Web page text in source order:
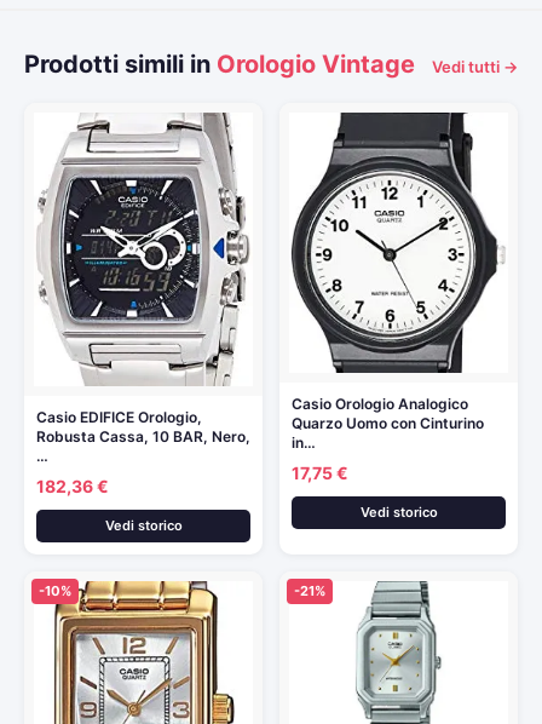
Prodotti simili in Orologio Vintage Vedi tutti →
Casio EDIFICE Orologio,
Robusta Cassa, 10 BAR, Nero,
…
182,36 €
Vedi storico
Casio Orologio Analogico
Quarzo Uomo con Cinturino
in…
17,75 €
Vedi storico
-10% -21%